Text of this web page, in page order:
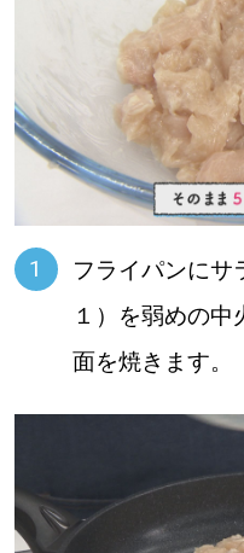
フライパンにサ
１）を弱めの
面を焼きます。